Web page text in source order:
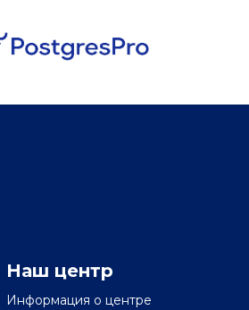
Наш центр
Информация о центре